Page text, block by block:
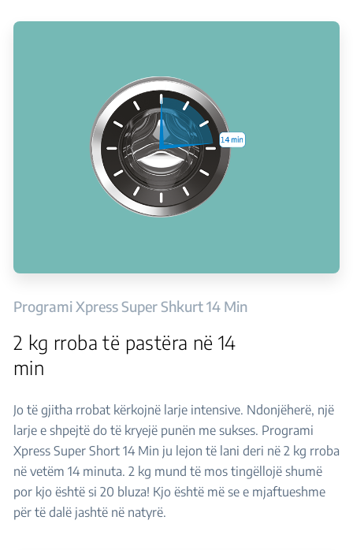
Programi Xpress Super Shkurt 14 Min
2 kg rroba të pastëra në 14
min
Jo të gjitha rrobat kërkojnë larje intensive. Ndonjëherë, një
larje e shpejtë do të kryejë punën me sukses. Programi
Xpress Super Short 14 Min ju lejon të lani deri në 2 kg rroba
në vetëm 14 minuta. 2 kg mund të mos tingëllojë shumë
por kjo është si 20 bluza! Kjo është më se e mjaftueshme
për të dalë jashtë në natyrë.